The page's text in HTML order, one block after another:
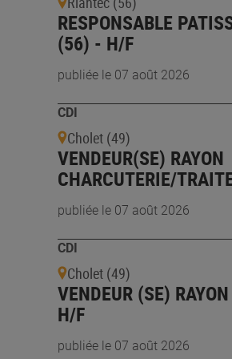
RESPONSABLE
(56) - H/F
publiée le 07 août 2026
CDI
Cholet (49)
VENDEUR(SE) RAYON
CHARCUTERIE/
publiée le 07 août 2026
CDI
Cholet (49)
VENDEUR (SE)
H/F
publiée le 07 août 2026